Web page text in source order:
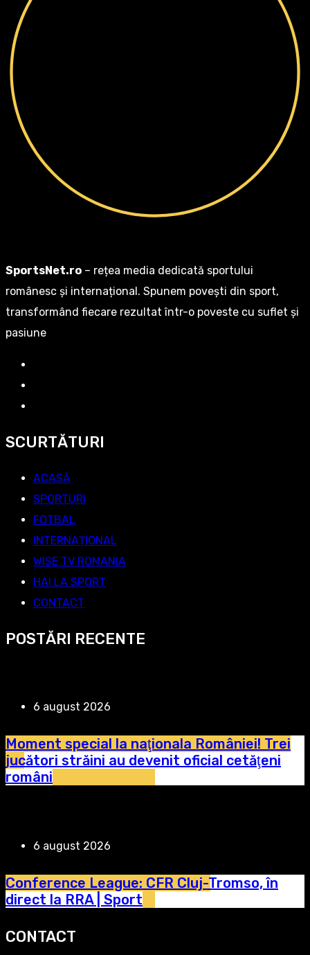
SportsNet.ro – rețea media dedicată sportului
românesc și internațional. Spunem povești din sport,
transformând fiecare rezultat într-o poveste cu suflet și
pasiune
SCURTĂTURI
ACASĂ
SPORTURI
FOTBAL
INTERNAȚIONAL
WISE TV ROMANIA
HAI LA SPORT
CONTACT
POSTĂRI RECENTE
6 august 2026
Moment special la naţionala României! Trei
jucători străini au devenit oficial cetăţeni
români
6 august 2026
Conference League: CFR Cluj-Tromso, în
direct la RRA | Sport
CONTACT